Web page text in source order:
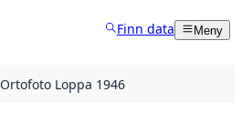
Finn data Meny
Ortofoto Loppa 1946